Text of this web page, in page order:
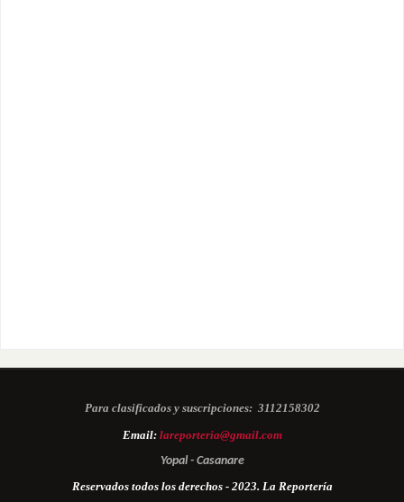
Para clasificados y suscripciones: 3112158302
Email: lareporteria@gmail.com
Yopal - Casanare
Reservados todos los derechos - 2023. La Reportería